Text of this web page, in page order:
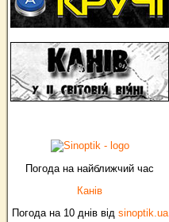
Погода на найближчий час
Канів
Погода на 10 днів від sinoptik.ua